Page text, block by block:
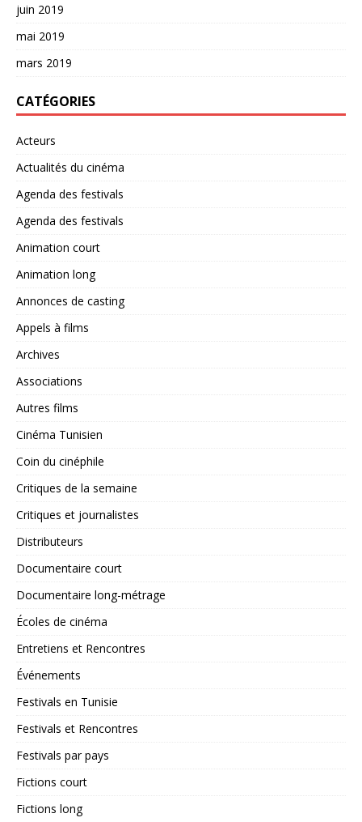
juin 2019
mai 2019
mars 2019
CATÉGORIES
Acteurs
Actualités du cinéma
Agenda des festivals
Agenda des festivals
Animation court
Animation long
Annonces de casting
Appels à films
Archives
Associations
Autres films
Cinéma Tunisien
Coin du cinéphile
Critiques de la semaine
Critiques et journalistes
Distributeurs
Documentaire court
Documentaire long-métrage
Écoles de cinéma
Entretiens et Rencontres
Événements
Festivals en Tunisie
Festivals et Rencontres
Festivals par pays
Fictions court
Fictions long